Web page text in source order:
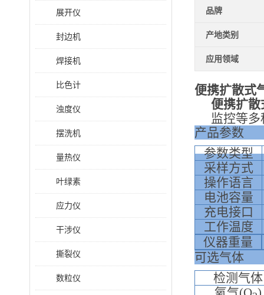
展开仪
封边机
焊接机
比色计
浊度仪
摆洗机
量热仪
叶绿素
应力仪
干涉仪
撕裂仪
数粒仪
品牌
产地类别
应用领域
便携扩散式
便携扩散
监控等
产品参数
参数类型
采样方式
操作语言
电池容量
充电接口
工作温度
仪器重量
可选气体
检测气体